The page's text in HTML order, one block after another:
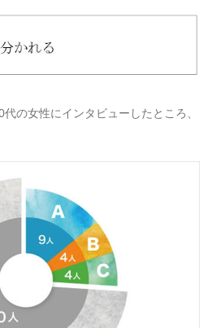
の女性にインタビューしたところ、